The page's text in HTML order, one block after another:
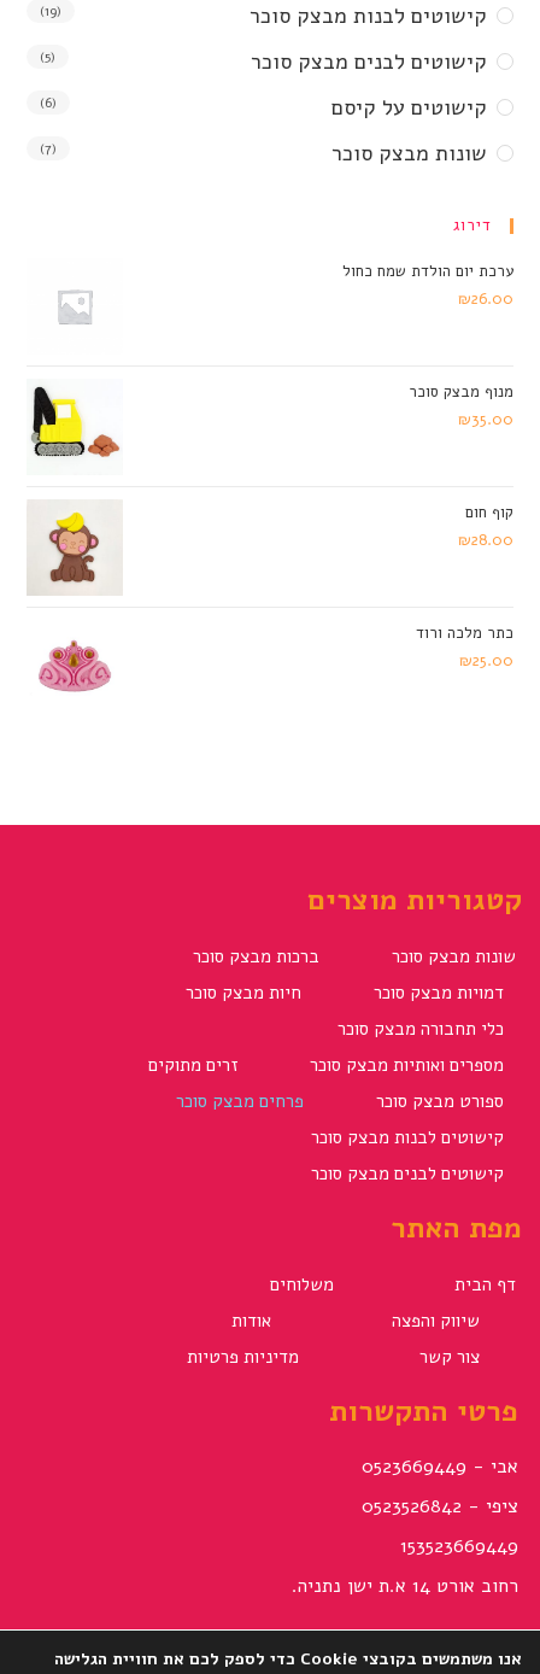
קישוטים לבנות מבצק סוכר (19)
קישוטים לבנים מבצק סוכר (5)
קישוטים על קיסם (6)
שונות מבצק סוכר (7)
דירוג
ערכת יום הולדת שמח כחול
₪26.00
מנוף מבצק סוכר
₪35.00
קוף חום
₪28.00
כתר מלכה ורוד
₪25.00
קטגוריות מוצרים
שונות מבצק סוכר
ברכות מבצק סוכר
דמויות מבצק סוכר
חיות מבצק סוכר
כלי תחבורה מבצק סוכר
מספרים ואותיות מבצק סוכר
זרים מתוקים
ספורט מבצק סוכר
פרחים מבצק סוכר
קישוטים לבנות מבצק סוכר
קישוטים לבנים מבצק סוכר
מפת האתר
דף הבית
משלוחים
שיווק והפצה
אודות
צור קשר
מדיניות פרטיות
פרטי התקשרות
אבי - 0523669449
ציפי - 0523526842
153523669449
רחוב אורט 14 א.ת ישן נתניה.
עקבו אחרינו
אנו משתמשים בקובצי Cookie כדי לספק לכם את חוויית הגלישה